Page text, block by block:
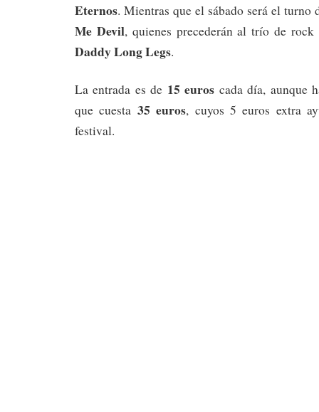
Eternos. Mientras que el sábado será el
Me Devil, quienes precederán al trío de rock
Daddy Long Legs.
La entrada es de 15 euros cada día, aunque
que cuesta 35 euros, cuyos 5 euros extra
festival.